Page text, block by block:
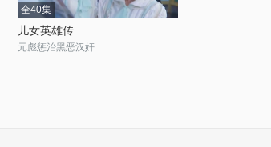
全40集
儿女英雄传
元彪惩治黑恶汉奸